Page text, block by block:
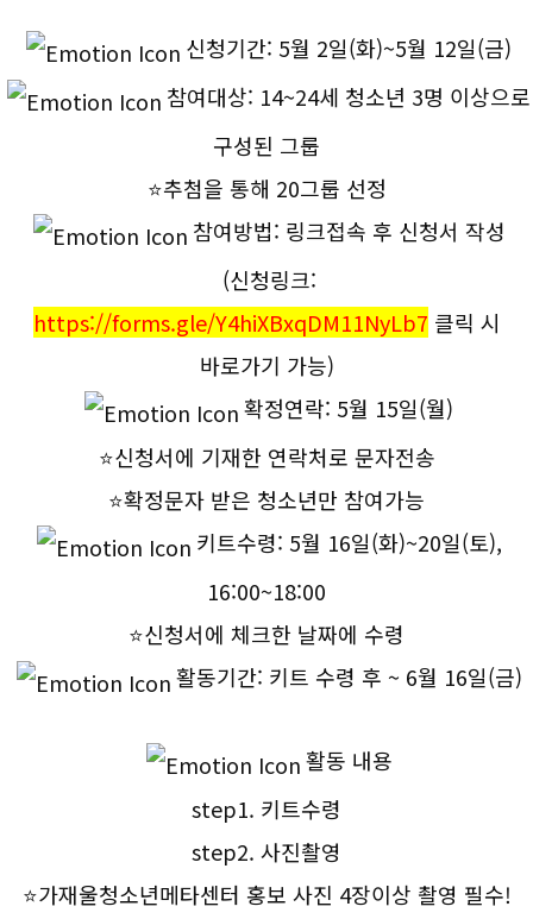
신청기간: 5월 2일(화)~5월 12일(금)
참여대상: 14~24세 청소년 3명 이상으로
구성된 그룹
⭐추첨을 통해 20그룹 선정
참여방법: 링크접속 후 신청서 작성
(신청링크:
https://forms.gle/Y4hiXBxqDM11NyLb7 클릭 시
바로가기 가능)
확정연락: 5월 15일(월)
⭐신청서에 기재한 연락처로 문자전송
⭐확정문자 받은 청소년만 참여가능
키트수령: 5월 16일(화)~20일(토),
16:00~18:00
⭐신청서에 체크한 날짜에 수령
활동기간: 키트 수령 후 ~ 6월 16일(금)
활동 내용
step1. 키트수령
step2. 사진촬영
⭐가재울청소년메타센터 홍보 사진 4장이상 촬영 필수!